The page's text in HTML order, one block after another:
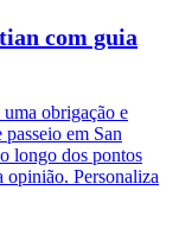
com guia
obrigação e
em San
longo dos pontos
opinião. Personaliza